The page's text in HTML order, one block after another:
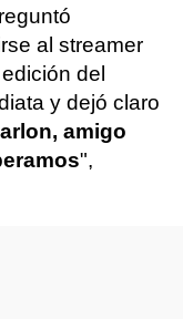
al streamer
del
y dejó claro
amigo
",